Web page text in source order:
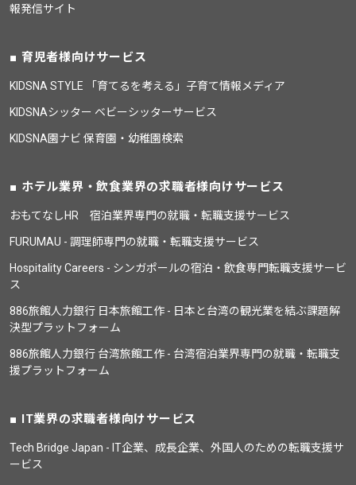
報発信サイト
育児者様向けサービス
KIDSNA STYLE 「育てるを考える」子育て情報メディア
KIDSNAシッター ベビーシッターサービス
KIDSNA園ナビ 保育園・幼稚園検索
ホテル業界・飲食業界の求職者様向けサービス
おもてなしHR 宿泊業界専門の就職・転職支援サービス
FURUMAU - 調理師専門の就職・転職支援サービス
Hospitality Careers - シンガポールの宿泊・飲食専門転職支援サービ
ス
886旅館人力銀行 日本旅館工作 - 日本と台湾の観光業を結ぶ課題解
決型プラットフォーム
886旅館人力銀行 台湾旅館工作 - 台湾宿泊業界専門の就職・転職支
援プラットフォーム
IT業界の求職者様向けサービス
Tech Bridge Japan - IT企業、成長企業、外国人のための転職支援サ
ービス